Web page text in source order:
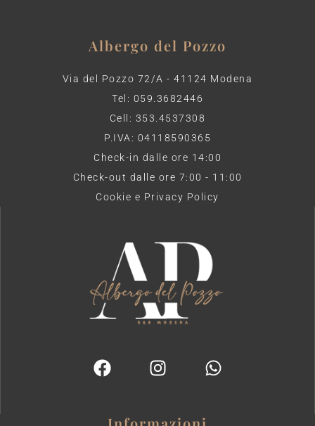
Albergo del Pozzo
Via del Pozzo 72/A - 41124 Modena
Tel: 059.3682446
Cell: 353.4537308
P.IVA: 04118590365
Check-in dalle ore 14:00
Check-out dalle ore 7:00 - 11:00
Cookie e Privacy Policy